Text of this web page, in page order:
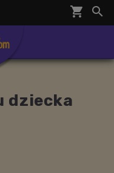
shopping_cart 

dziecka